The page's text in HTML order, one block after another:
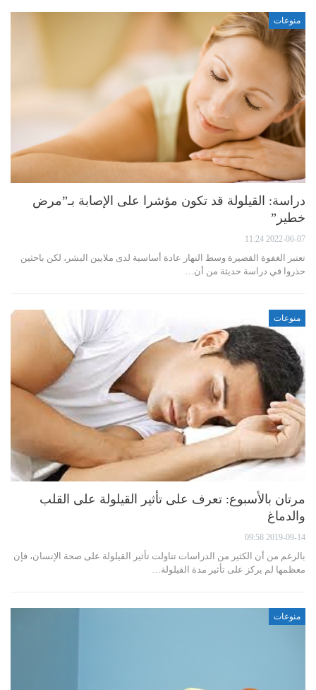
منوعات
دراسة: القيلولة قد تكون مؤشرا على الإصابة بـ”مرض
خطير”
2022-06-07 11:24
تعتبر الغفوة القصيرة وسط النهار عادة أساسية لدى ملايين البشر، لكن باحثين
حذروا في دراسة حديثة من أن…
منوعات
مرتان بالأسبوع: تعرف على تأثير القيلولة على القلب
والدماغ
2019-09-14 09:58
بالرغم من أن الكثير من الدراسات تناولت تأثير القيلولة على صحة الإنسان، فإن
معظمها لم يركز على تأثير مدة القيلولة…
منوعات